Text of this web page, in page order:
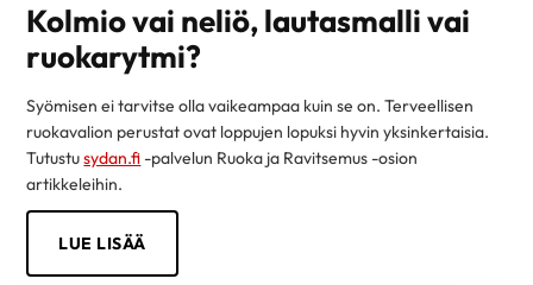
Kolmio vai neliö, lautasmalli vai
ruokarytmi?
Syömisen ei tarvitse olla vaikeampaa kuin se on. Terveellisen
ruokavalion perustat ovat loppujen lopuksi hyvin yksinkertaisia.
Tutustusydan.fi -palvelun Ruoka ja Ravitsemus -osion
artikkeleihin.
LUE LISÄÄ